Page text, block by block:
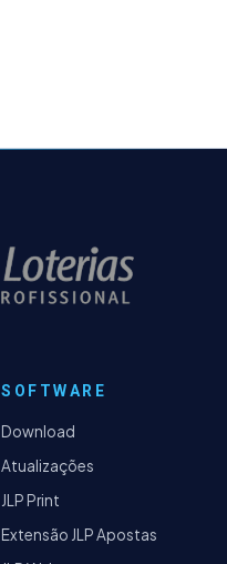
SOFTWARE
Download
Atualizações
JLP Print
Extensão JLP Apostas